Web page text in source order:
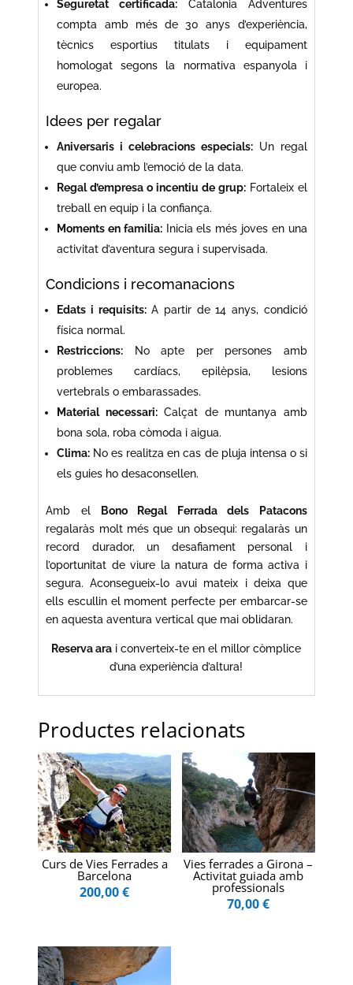
Seguretat certificada: Catalonia Adventures
compta amb més de 30 anys d’experiència,
tècnics esportius titulats i equipament
homologat segons la normativa espanyola i
europea.
Idees per regalar
Aniversaris i celebracions especials:Un regal
que conviu amb l’emoció de la data.
Regal d’empresa o incentiu de grup:Fortaleix el
treball en equip i la confiança.
Moments en familia:Inicia els més joves en una
activitat d’aventura segura i supervisada.
Condicions i recomanacions
Edats i requisits:A partir de 14 anys, condició
física normal.
Restriccions: No apte per persones amb
problemes cardíacs, epilèpsia, lesions
vertebrals o embarassades.
Material necessari:Calçat de muntanya amb
bona sola, roba còmoda i aigua.
Clima: No es realitza en cas de pluja intensa o si
els guies ho desaconsellen.
Amb el
Bono Regal Ferrada dels Patacons
regalaràs molt més que un obsequi: regalaràs un
record durador, un desafiament personal i
l’oportunitat de viure la natura de forma activa i
segura. Aconsegueix-lo avui mateix i deixa que
ells escullin el moment perfecte per embarcar-se
en aquesta aventura vertical que mai oblidaran.
Reserva ara i converteix-te en el millor còmplice
d’una experiència d’altura!
Productes relacionats
Curs de Vies Ferrades a
Barcelona
200,00€
Vies ferrades a Girona –
Activitat guiada amb
professionals
70,00€